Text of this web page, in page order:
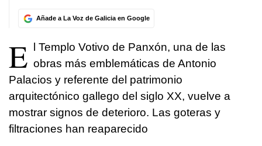
Añade a La Voz de Galicia en Google
E
l Templo Votivo de Panxón, una de las
obras más emblemáticas de Antonio
Palacios y referente del patrimonio
arquitectónico gallego del siglo XX, vuelve a
mostrar signos de deterioro. Las goteras y
filtraciones han reaparecido